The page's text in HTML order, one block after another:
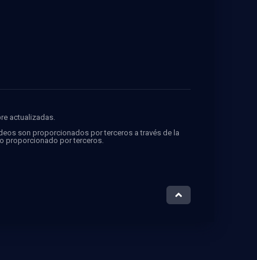
actualizadas.
son proporcionados por terceros a través de la
proporcionado por terceros.